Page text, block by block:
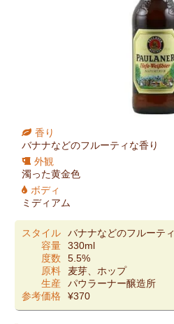
香り
バナナなどのフルーティな香り
外観
濁った黄金色
ボディ
ミディアム
スタイル
バナナなどのフルーテ
容量
330ml
度数
5.5%
原料
麦芽、ホップ
生産
パウラーナー醸造所
参考価格
¥370